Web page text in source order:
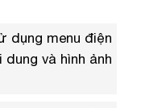
dụng menu điện
và hình ảnh